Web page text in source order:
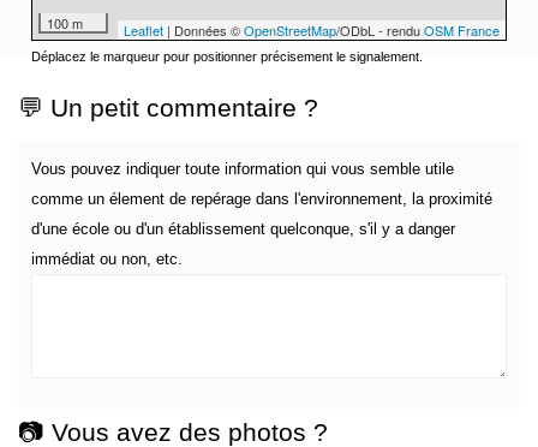
100 m Leaflet | Données ©OpenStreetMap/ODbL - renduOSM France
Déplacez le marqueur pour positionner précisement le signalement.
💬 Un petit commentaire ?
Vous pouvez indiquer toute information qui vous semble utile
comme un élement de repérage dans l'environnement, la proximité
d'une école ou d'un établissement quelconque, s'il y a danger
immédiat ou non, etc.
📷 Vous avez des photos ?